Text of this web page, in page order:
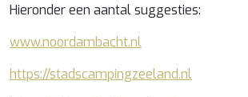
Hieronder een aantal suggesties:
www.noordambacht.nl
https://stadscampingzeeland.nl